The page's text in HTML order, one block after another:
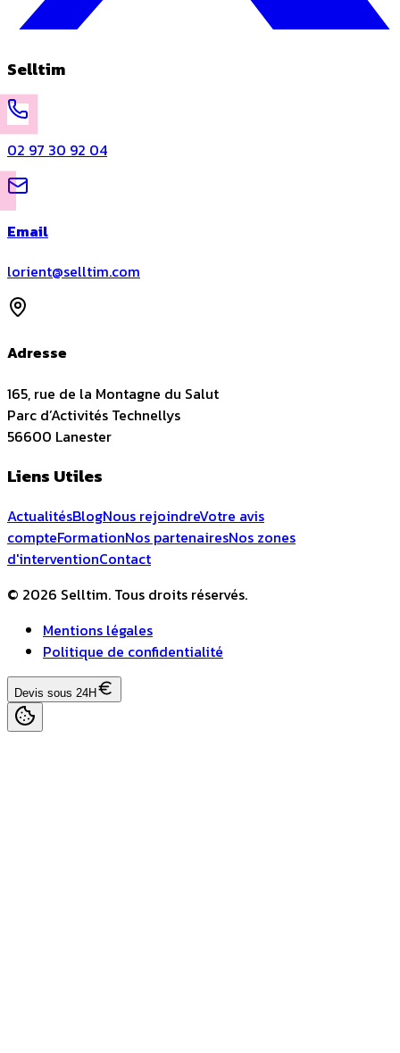
Selltim
02 97 30 92 04
Email
lorient@selltim.com
Adresse
165, rue de la Montagne du Salut
Parc d’Activités Technellys
56600 Lanester
Liens Utiles
ActualitésBlogNous rejoindreVotre avis
compteFormationNos partenairesNos zones
d'interventionContact
© 2026 Selltim. Tous droits réservés.
Mentions légales
Politique de confidentialité
Devis sous 24H